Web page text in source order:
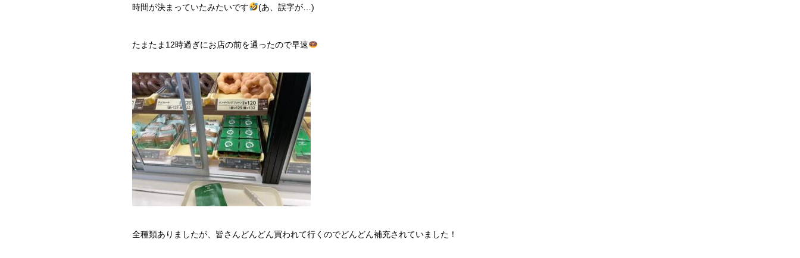
時間が決まっていたみたいです (あ、誤字が…)
たまたま12時過ぎにお店の前を通ったので早速
全種類ありましたが、皆さんどんどん買われて行くのでどんどん補充されていました！